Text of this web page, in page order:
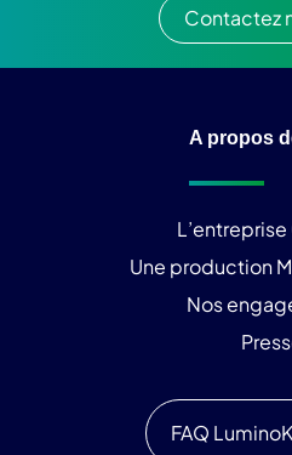
Contactez
A propos
Une production
Nos
FAQ